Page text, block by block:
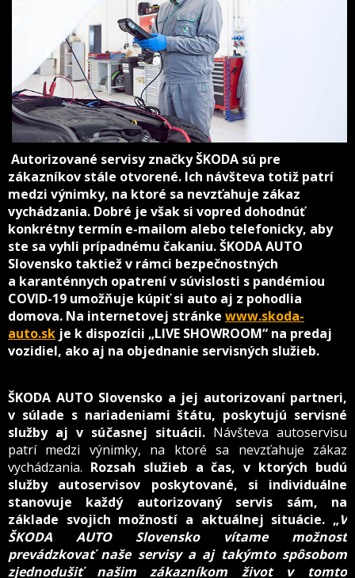
Autorizované servisy značky ŠKODA sú pre
zákazníkov stále otvorené. Ich návšteva totiž patrí
medzi výnimky, na ktoré sa nevzťahuje zákaz
vychádzania. Dobré je však si vopred dohodnúť
konkrétny termín e-mailom alebo telefonicky, aby
ste sa vyhli prípadnému čakaniu. ŠKODA AUTO
Slovensko taktiež v rámci bezpečnostných
a karanténnych opatrení v súvislosti s pandémiou
COVID-19 umožňuje kúpiť si auto aj z pohodlia
domova. Na internetovej stránke www.skoda-
auto.sk je k dispozícii „LIVE SHOWROOM“ na predaj
vozidiel, ako aj na objednanie servisných služieb.
ŠKODA AUTO Slovensko a jej autorizovaní partneri,
v súlade s nariadeniami štátu, poskytujú servisné
služby aj v súčasnej situácii. Návšteva autoservisu
patrí medzi výnimky, na ktoré sa nevzťahuje zákaz
vychádzania. Rozsah služieb a čas, v ktorých budú
služby autoservisov poskytované, si individuálne
stanovuje každý autorizovaný servis sám, na
základe svojich možností a aktuálnej situácie. „V
ŠKODA AUTO Slovensko vítame možnosť
prevádzkovať naše servisy a aj takýmto spôsobom
zjednodušiť našim zákazníkom život v tomto